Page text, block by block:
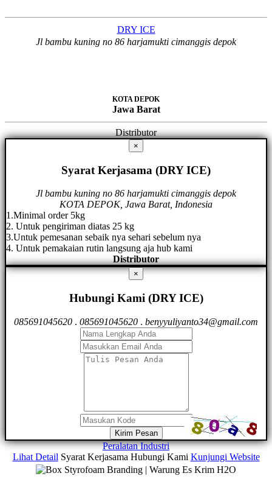
DRY ICE
Jl bambu kuning no 86 harjamukti cimanggis depok
KOTA DEPOK
Jawa Barat
Distributor
×
Syarat Kerjasama (DRY ICE)
Jl bambu kuning no 86 harjamukti cimanggis depok
KOTA DEPOK, Jawa Barat, Indonesia
1.Minimal order 5kg
2. Untuk pengiriman diatas 25 kg
3.Untuk pemesanan sebaik nya sehari sebelum nya
4. Untuk pemakaian rutin langsung aja hub kami
Distributor
×
Hubungi Kami (DRY ICE)
085691045620 . 085691045620 . benyyuliyanto34@gmail.com
Kirim Pesan
Peralatan Industri
Lihat Detail Syarat Kerjasama Hubungi Kami Kunjungi Website